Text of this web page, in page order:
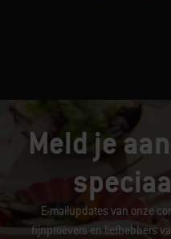
Meld je
E-mailupdates van onze
fijnproevers en liefhebbers